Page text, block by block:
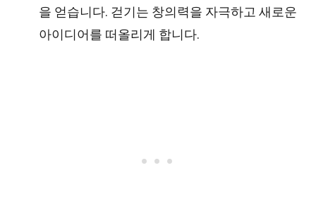
을 얻습니다. 걷기는 창의력을 자극하고 새로운
아이디어를 떠올리게 합니다.